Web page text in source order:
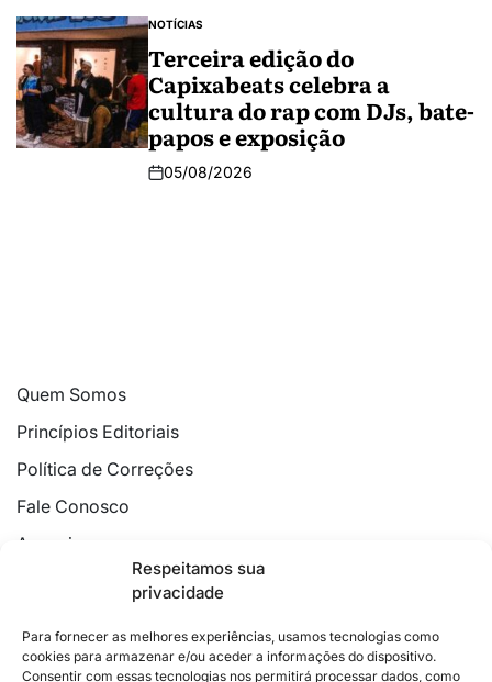
Respeitamos sua
privacidade
Para fornecer as melhores experiências, usamos tecnologias como
cookies para armazenar e/ou aceder a informações do dispositivo.
Consentir com essas tecnologias nos permitirá processar dados, como
NOTÍCIAS
Terceira edição do
Capixabeats celebra a
cultura do rap com DJs, bate-
papos e exposição
05/08/2026
Quem Somos
Princípios Editoriais
Política de Correções
Fale Conosco
Anuncie
Política de Cookies